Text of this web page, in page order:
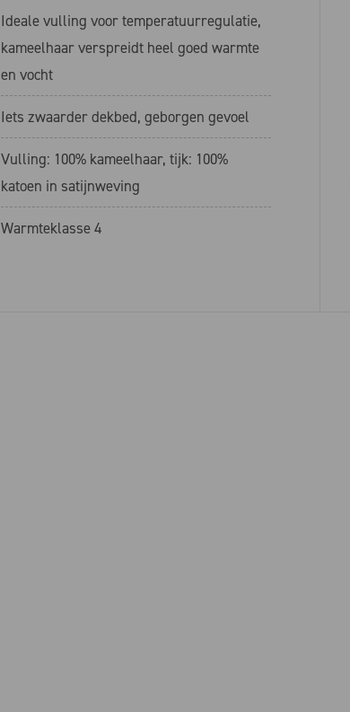
Ideale vulling voor temperatuurregulatie,
kameelhaar verspreidt heel goed warmte
en vocht
Iets zwaarder dekbed, geborgen gevoel
Vulling: 100% kameelhaar, tijk: 100%
katoen in satijnweving
Warmteklasse 4